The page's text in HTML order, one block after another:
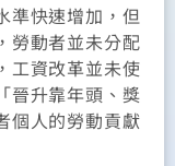
準快速增加，但
勞動者並未分配
工資改革並未使
晉升靠年頭、獎
個人的勞動貢獻